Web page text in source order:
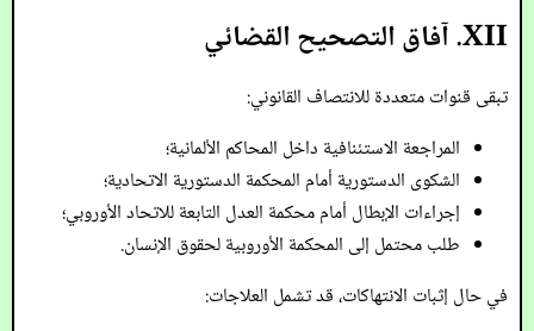
XII. آفاق التصحيح القضائي
تبقى قنوات متعددة للانتصاف القانوني:
المراجعة الاستئنافية داخل المحاكم الألمانية؛
الشكوى الدستورية أمام المحكمة الدستورية الاتحادية؛
إجراءات الإبطال أمام محكمة العدل التابعة للاتحاد الأوروبي؛
طلب محتمل إلى المحكمة الأوروبية لحقوق الإنسان.
في حال إثبات الانتهاكات، قد تشمل العلاجات: